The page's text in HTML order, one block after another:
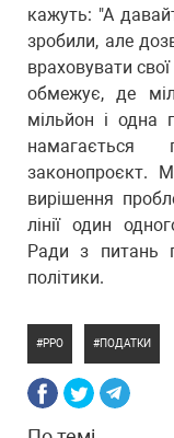
кажуть: "А
зробили, але
враховувати
обмежує, де
мільйон і одна
законопроєкт.
вирішення
лінії один
Ради з питань
політики.
РРО ПОДАТКИ